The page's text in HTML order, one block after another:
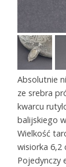
Absolutnie
ze srebra
kwarcu
balijskiego
Wielkość
wisiorka 6,2
Pojedynczy